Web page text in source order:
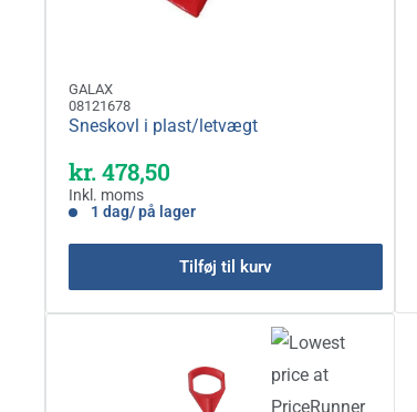
GALAX
08121678
Sneskovl i plast/letvægt
Kampagnepris
kr. 478,50
Inkl. moms
1 dag/ på lager
Tilføj til kurv